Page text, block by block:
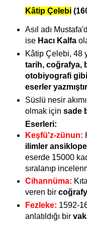
Kâtip Çelebi
Asıl adı
ise Hacı Kalfa
Kâtip Çelebi, 48
tarih, coğrafya,
otobiyografi
eserler
Süslü nesir
olmak için sade
Eserleri:
Keşfü'z-zünun:
ilimler
eserde 15000
sıralanıp
Cihannüma:
veren bir
Fezleke: 1592-
anlatıldığı bir